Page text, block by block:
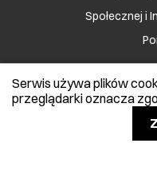
Społecznej i
© 2026
Wszelkie
Serwis używa plików
przeglądarki oznacza